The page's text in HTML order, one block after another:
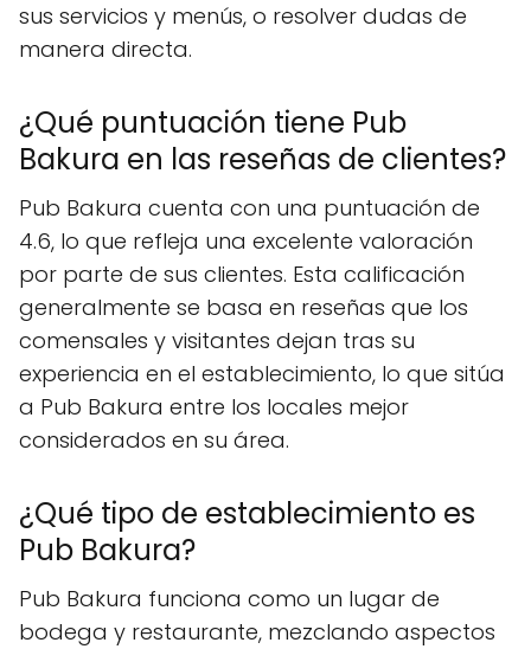
sus servicios y menús, o resolver dudas de
manera directa.
¿Qué puntuación tiene Pub
Bakura en las reseñas de clientes?
Pub Bakura cuenta con una puntuación de
4.6, lo que refleja una excelente valoración
por parte de sus clientes. Esta calificación
generalmente se basa en reseñas que los
comensales y visitantes dejan tras su
experiencia en el establecimiento, lo que sitúa
a Pub Bakura entre los locales mejor
considerados en su área.
¿Qué tipo de establecimiento es
Pub Bakura?
Pub Bakura funciona como un lugar de
bodega y restaurante, mezclando aspectos